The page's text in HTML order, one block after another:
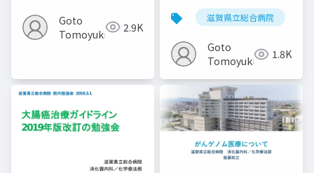
Goto
Tomoyuki
2.9K
（滋賀県立総合病院が
ん診療セミナー）
20180524
滋賀県立総合病院
Goto
Tomoyuki
1.8K